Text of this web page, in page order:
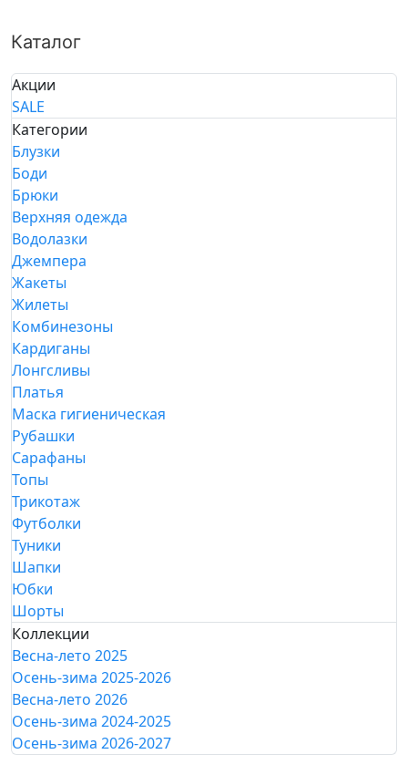
Каталог
Акции
SALE
Категории
Блузки
Боди
Брюки
Верхняя одежда
Водолазки
Джемпера
Жакеты
Жилеты
Комбинезоны
Кардиганы
Лонгсливы
Платья
Маска гигиеническая
Рубашки
Сарафаны
Топы
Трикотаж
Футболки
Туники
Шапки
Юбки
Шорты
Коллекции
Весна-лето 2025
Осень-зима 2025-2026
Весна-лето 2026
Осень-зима 2024-2025
Осень-зима 2026-2027